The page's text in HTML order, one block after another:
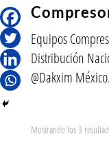
Equipos
Distribución
@Dakxim
Mostrando los 3